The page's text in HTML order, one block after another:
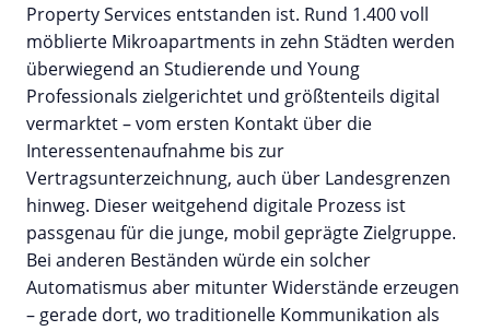
Property Services entstanden ist. Rund 1.400 voll
möblierte Mikroapartments in zehn Städten werden
überwiegend an Studierende und Young
Professionals zielgerichtet und größtenteils digital
vermarktet – vom ersten Kontakt über die
Interessentenaufnahme bis zur
Vertragsunterzeichnung, auch über Landesgrenzen
hinweg. Dieser weitgehend digitale Prozess ist
passgenau für die junge, mobil geprägte Zielgruppe.
Bei anderen Beständen würde ein solcher
Automatismus aber mitunter Widerstände erzeugen
– gerade dort, wo traditionelle Kommunikation als